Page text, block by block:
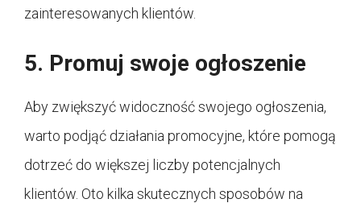
zainteresowanych klientów.
5. Promuj swoje ogłoszenie
Aby zwiększyć widoczność swojego ogłoszenia,
warto podjąć działania promocyjne, które pomogą
dotrzeć do większej liczby potencjalnych
klientów. Oto kilka skutecznych sposobów na